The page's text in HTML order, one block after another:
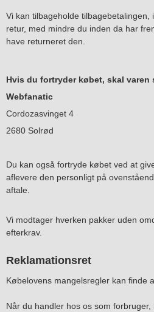
Vi kan tilbageholde tilbagebetalingen,
retur, med mindre du inden da har
have returneret den.
Hvis du fortryder købet, skal varen
Webfanatic
Cordozasvinget 4
2680 Solrød
Du kan også fortryde købet ved at
aflevere den personligt på
aftale.
Vi modtager hverken pakker uden
efterkrav.
Reklamationsret
Købelovens mangelsregler kan finde
Når du handler hos os som forbruger,